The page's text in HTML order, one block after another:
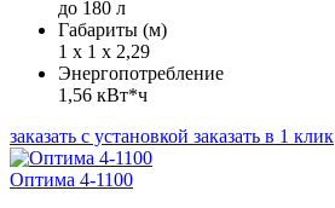
до 180 л
Габариты (м)
1 х 1 х 2,29
Энергопотребление
1,56 кВт*ч
заказать с установкой заказать в 1 клик
Оптима 4-1100